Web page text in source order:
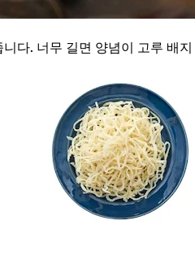
다. 너무 길면 양념이 고루 배